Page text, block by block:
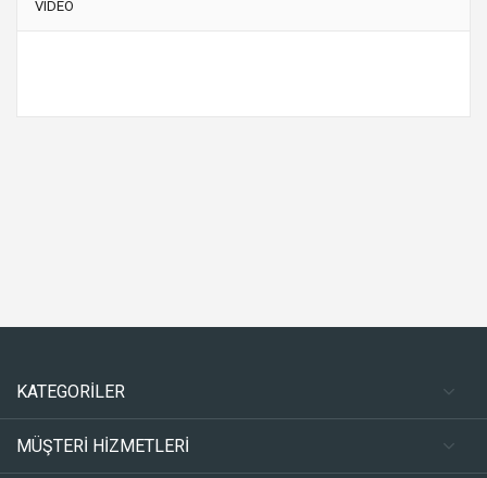
VIDEO
KATEGORİLER
MÜŞTERİ HİZMETLERİ